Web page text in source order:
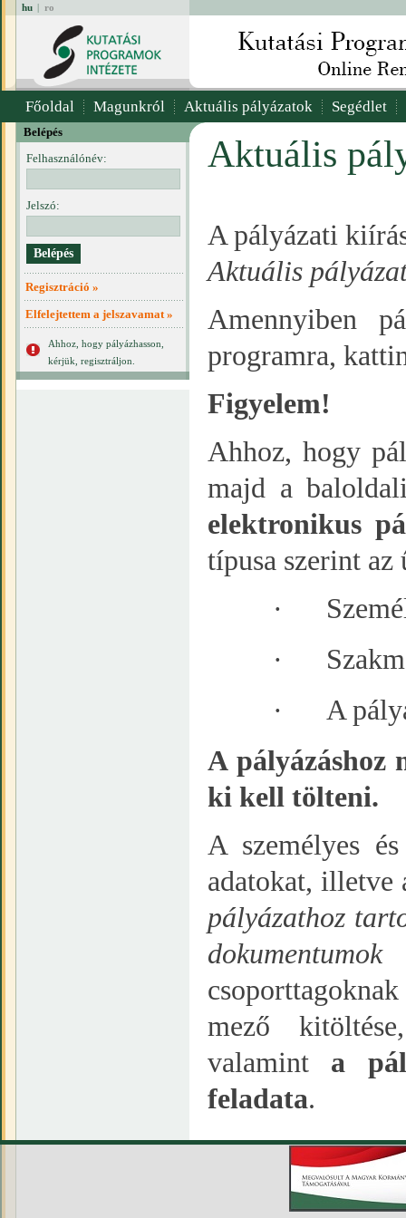
hu | ro
Főoldal Magunkról Aktuális pályázatok Segédlet
Belépés
Felhasználónév:
Jelszó:
Regisztráció »
Elfelejtettem a jelszavamat »
Ahhoz, hogy pályázhasson,
kérjük, regisztráljon.
Aktuális
A pályázati
Aktuális
Amennyiben
programra,
Figyelem!
Ahhoz, hogy
majd a
elektronikus
típusa szerint
·
·
·
A
A pályázáshoz
ki kell tölteni.
A személyes
adatokat, illetve
pályázathoz
mező
valamint a
feladata.